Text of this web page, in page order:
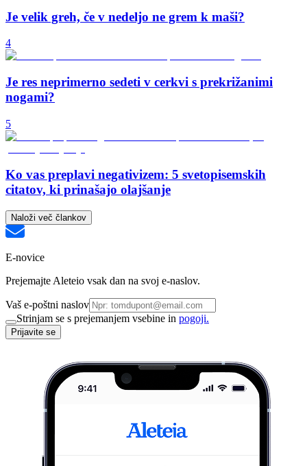
Je velik greh, če v nedeljo ne grem k maši?
4
Je res neprimerno sedeti v cerkvi s prekrižanimi
nogami?
5
Ko vas preplavi negativizem: 5 svetopisemskih
citatov, ki prinašajo olajšanje
Naloži več člankov
E-novice
Prejemajte Aleteio vsak dan na svoj e-naslov.
Vaš e-poštni naslov
Strinjam se s prejemanjem vsebine in pogoji.
Prijavite se